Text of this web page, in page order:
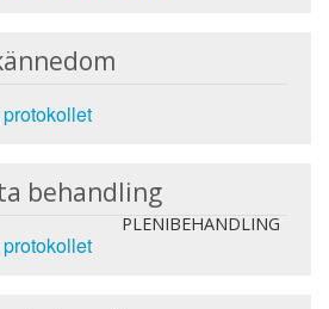
behandling
PLENIBEHANDLING